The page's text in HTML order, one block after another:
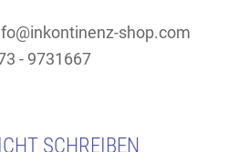
shop.com
- 9731667
SCHREIBEN